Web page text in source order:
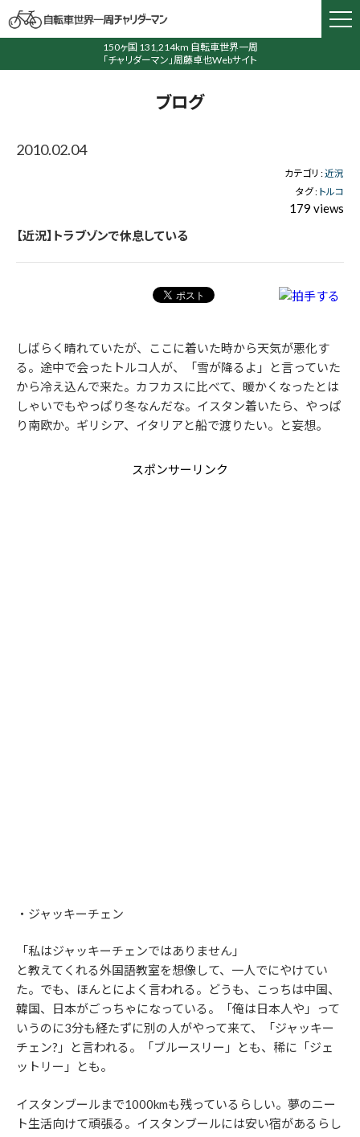
150ヶ国 131,214km 自転車世界一周
「チャリダーマン」周藤卓也Webサイト
ブログ
2010.02.04
カテゴリ :近況
タグ : トルコ
179 views
【近況】トラブゾンで休息している
しばらく晴れていたが、ここに着いた時から天気が悪化す
る。途中で会ったトルコ人が、「雪が降るよ」と言っていた
から冷え込んで来た。カフカスに比べて、暖かくなったとは
しゃいでもやっぱり冬なんだな。イスタン着いたら、やっぱ
り南欧か。ギリシア、イタリアと船で渡りたい。と妄想。
スポンサーリンク
・ジャッキーチェン
「私はジャッキーチェンではありません」
と教えてくれる外国語教室を想像して、一人でにやけてい
た。でも、ほんとによく言われる。どうも、こっちは中国、
韓国、日本がごっちゃになっている。「俺は日本人や」って
いうのに3分も経たずに別の人がやって来て、「ジャッキー
チェン?」と言われる。「ブルースリー」とも、稀に「ジェ
ットリー」とも。
イスタンブールまで1000kmも残っているらしい。夢のニー
ト生活向けて頑張る。イスタンブールには安い宿があるらし